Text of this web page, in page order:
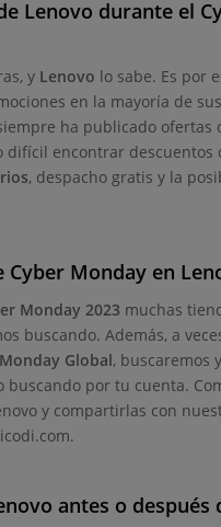
Lenovo durante el
y Lenovo lo sabe. Es por
en la mayoría de
ha publicado
encontrar descuentos
, despacho gratis y la
Monday en
Monday 2023 muchas
buscando. Además, a
Global, buscaremos
por tu cuenta.
y compartirlas con
antes o después